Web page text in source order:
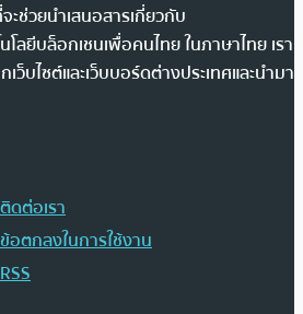
ช่วยนำเสนอสารเกี่ยวกับ
โลยีบล็อกเชนเพื่อคนไทย ในภาษาไทย เรา
บไซต์และเว็บบอร์ดต่างประเทศและนำมา
ติดต่อเรา
ข้อตกลงในการใช้งาน
RSS